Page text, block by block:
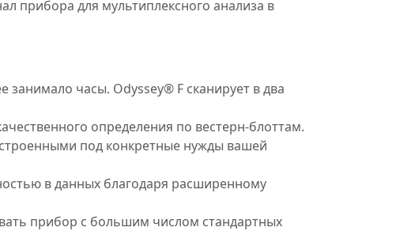
прибора для мультиплексного анализа в
часы. Odyssey® F сканирует в два
определения по вестерн-блоттам.
под конкретные нужды вашей
в данных благодаря расширенному
прибор с большим числом стандартных